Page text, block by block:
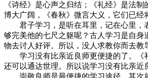
《诗经》是心声之归结；《礼经》是法
博大广阔，《春秋》微言大义，它们已经
君子学习，是听在耳里，记在心里，表
够完美他的七尺之躯呢？古人学习是自
物去讨人好评。所以，没人求教你而去
学习没有比亲近良师更便捷的了。《礼
还可以通达世理。所以说学习没有比亲近